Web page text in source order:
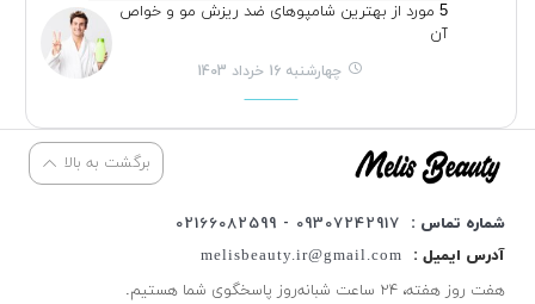
5 مورد از بهترین شامپوهای ضد ریزش مو و خواص
آن
چهارشنبه 16 خرداد 1403
برگشت به بالا
شماره تماس :
09307242917 - 02166082599
آدرس ایمیل :
melisbeauty.ir@gmail.com
هفت روز هفته، ۲۴ ساعت شبانه‌روز پاسخگوی شما هستیم.